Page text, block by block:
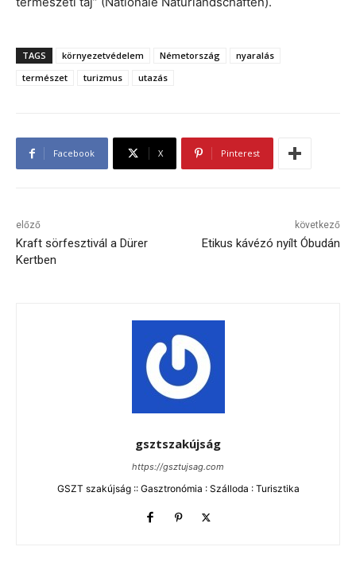
TAGS környezetvédelem Németország
nyaralás
természet
turizmus utazás
Facebook X Pinterest
előző
Kraft sörfesztivál a Dürer
Kertben
következő
Etikus kávézó nyílt Óbudán
gsztszakújság
https://gsztujsag.com
GSZT szakújság :: Gasztronómia : Szálloda : Turisztika